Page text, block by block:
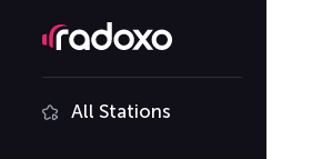
All Stations